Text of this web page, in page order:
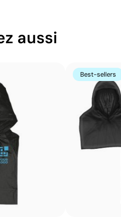
aussi
Best-sellers